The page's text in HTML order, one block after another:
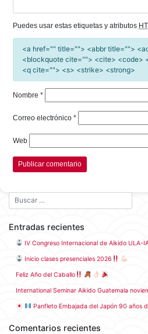
Puedes usar estas etiquetas y atributos
<a href="" title=""> <abbr title="">
<blockquote cite=""> <cite> <code>
<q cite=""> <s> <strike> <strong>
Nombre *
Correo electrónico *
Web
Entradas recientes
IV Congreso Internacional de Aikido ULA-
Inicio clases presenciales 2026
Feliz Año del Caballo
International Seminar Aikido Guatemala
Panfleto Embajada del Japón 90 años
Comentarios recientes